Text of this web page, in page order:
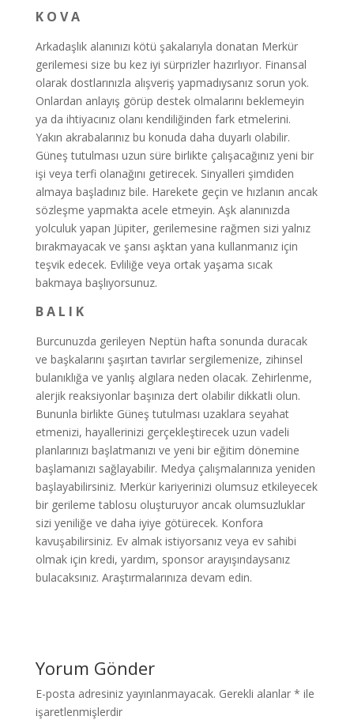
K O V A
Arkadaşlık alanınızı kötü şakalarıyla donatan Merkür
gerilemesi size bu kez iyi sürprizler hazırlıyor. Finansal
olarak dostlarınızla alışveriş yapmadıysanız sorun yok.
Onlardan anlayış görüp destek olmalarını beklemeyin
ya da ihtiyacınız olanı kendiliğinden fark etmelerini.
Yakın akrabalarınız bu konuda daha duyarlı olabilir.
Güneş tutulması uzun süre birlikte çalışacağınız yeni bir
işi veya terfi olanağını getirecek. Sinyalleri şimdiden
almaya başladınız bile. Harekete geçin ve hızlanın ancak
sözleşme yapmakta acele etmeyin. Aşk alanınızda
yolculuk yapan Jüpiter, gerilemesine rağmen sizi yalnız
bırakmayacak ve şansı aşktan yana kullanmanız için
teşvik edecek. Evliliğe veya ortak yaşama sıcak
bakmaya başlıyorsunuz.
B A L I K
Burcunuzda gerileyen Neptün hafta sonunda duracak
ve başkalarını şaşırtan tavırlar sergilemenize, zihinsel
bulanıklığa ve yanlış algılara neden olacak. Zehirlenme,
alerjik reaksiyonlar başınıza dert olabilir dikkatli olun.
Bununla birlikte Güneş tutulması uzaklara seyahat
etmenizi, hayallerinizi gerçekleştirecek uzun vadeli
planlarınızı başlatmanızı ve yeni bir eğitim dönemine
başlamanızı sağlayabilir. Medya çalışmalarınıza yeniden
başlayabilirsiniz. Merkür kariyerinizi olumsuz etkileyecek
bir gerileme tablosu oluşturuyor ancak olumsuzluklar
sizi yeniliğe ve daha iyiye götürecek. Konfora
kavuşabilirsiniz. Ev almak istiyorsanız veya ev sahibi
olmak için kredi, yardım, sponsor arayışındaysanız
bulacaksınız. Araştırmalarınıza devam edin.
Yorum Gönder
E-posta adresiniz yayınlanmayacak. Gerekli alanlar * ile
işaretlenmişlerdir